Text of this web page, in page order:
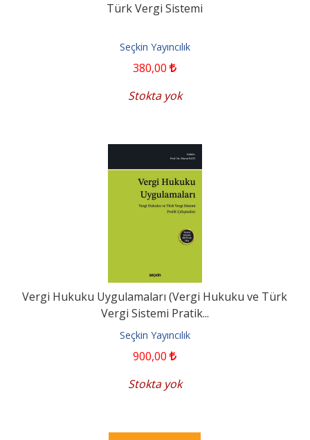
Türk Vergi Sistemi
Seçkin Yayıncılık
380,00
Stokta yok
Vergi Hukuku Uygulamaları (Vergi Hukuku ve Türk
Vergi Sistemi Pratik...
Seçkin Yayıncılık
900,00
Stokta yok